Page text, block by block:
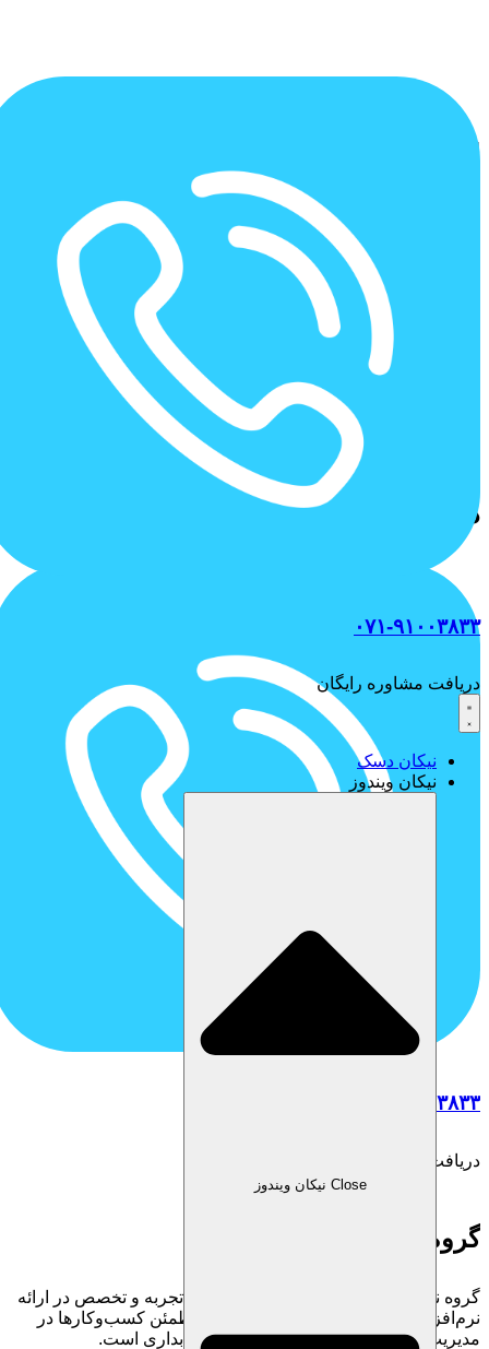
۰۷۱-۹۱۰۰۳۸۳۳
دریافت مشاوره رایگان
نیکان دسک
نیکان ویندوز
Close نیکان ویندوز
گروه نرم افزار مالی و حسابداری
گروه نرم افزار مالی و حسابداری نیکان >نمونه کارها >
ساختمان مسکونی
برای توسعه کسب و کار خود به مشاوره نیاز
دارید؟
۰۷۱-۹۱۰۰۳۸۳۳
دریافت مشاوره رایگان
گروه نرم‌افزاری نیکان
گروه نرم‌افزاری نیکان، با بیش از ۲۰ سال تجربه و تخصص در ارائه‌
نرم‌افزارهای حسابداری حرفه‌ای همراه مطمئن کسب‌وکارها در
مدیریت مالی و بهینه‌سازی فرآیندهای حسابداری است.